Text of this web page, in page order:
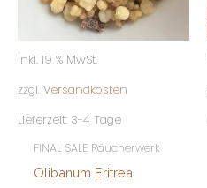
inkl. 19 % MwSt.
zzgl. Versandkosten
Lieferzeit: 3-4 Tage
FINAL SALE Räucherwerk
Olibanum Eritrea